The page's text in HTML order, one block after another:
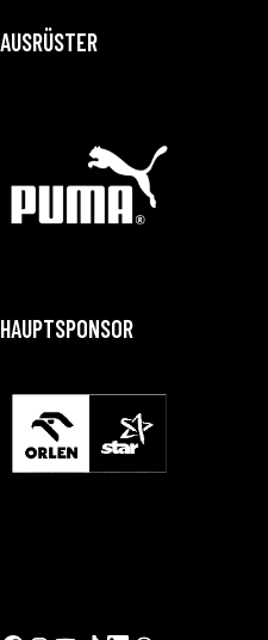
AUSRÜSTER
HAUPTSPONSOR